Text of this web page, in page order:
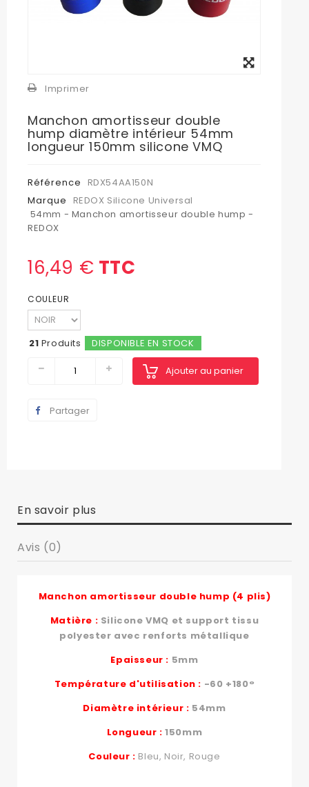
Imprimer
Manchon amortisseur double
hump diamètre intérieur 54mm
longueur 150mm silicone VMQ
Référence
RDX54AA150N
Marque
REDOX Silicone Universal
54mm - Manchon amortisseur double hump -
REDOX
16,49 € TTC
COULEUR
21 Produits DISPONIBLE EN STOCK
Ajouter au panier
Partager
En savoir plus
Avis (0)
Manchon amortisseur double hump (4 plis)
Matière : Silicone VMQ et support tissu
polyester avec renforts métallique
Epaisseur : 5mm
Température d'utilisation : -60 +180°
Diamètre intérieur : 54mm
Longueur :150mm
Couleur : Bleu, Noir, Rouge